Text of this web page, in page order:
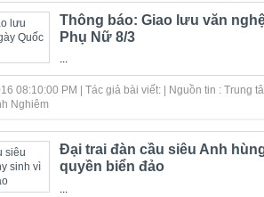
Thông báo: Giao lưu văn
Phụ Nữ 8/3
...
08:10:00 PM | Tác giả bài viết: | Nguồn tin : Trung
Nghiêm
Đại trai đàn cầu siêu Anh
quyền biển đảo
...